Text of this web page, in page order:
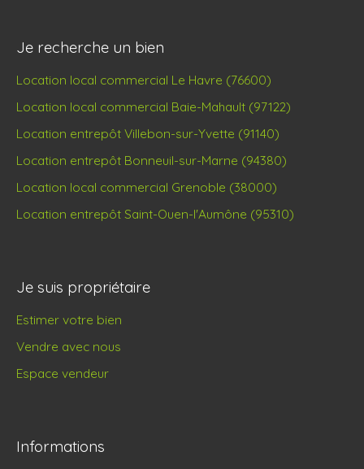
Je recherche un bien
Location local commercial Le Havre (76600)
Location local commercial Baie-Mahault (97122)
Location entrepôt Villebon-sur-Yvette (91140)
Location entrepôt Bonneuil-sur-Marne (94380)
Location local commercial Grenoble (38000)
Location entrepôt Saint-Ouen-l'Aumône (95310)
Je suis propriétaire
Estimer votre bien
Vendre avec nous
Espace vendeur
Informations